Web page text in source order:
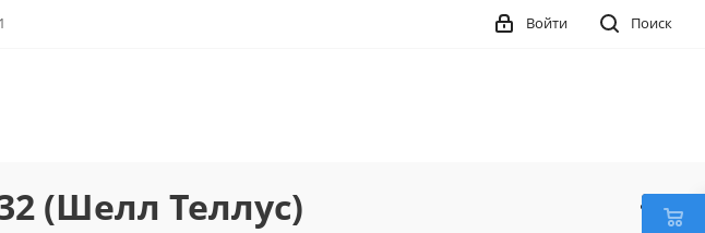
Поиск
Войти
(Шелл Теллус)